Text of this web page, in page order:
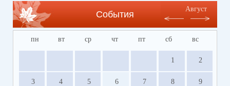
События
Август
пн вт ср чт пт сб вс
1 2
3 4 5 6 7 8 9